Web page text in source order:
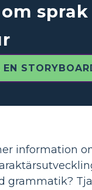
sprak
EN
information
grammatik?